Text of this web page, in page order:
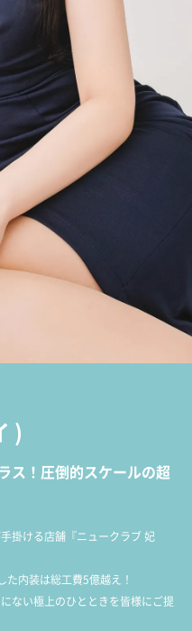
)
ス！圧倒的スケールの超
掛ける店舗『ニュークラブ 妃
内装は総工費5億越え！
ない極上のひとときを皆様にご提